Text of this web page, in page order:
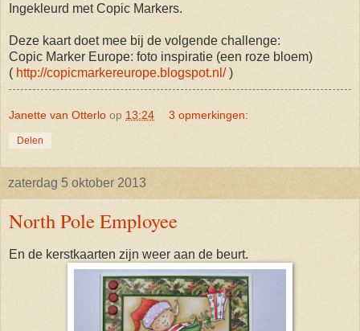
Ingekleurd met Copic Markers.
Deze kaart doet mee bij de volgende challenge:
Copic Marker Europe: foto inspiratie (een roze bloem)
( http://copicmarkereurope.blogspot.nl/)
Janette van Otterlo op 13:24 3 opmerkingen:
Delen
zaterdag 5 oktober 2013
North Pole Employee
En de kerstkaarten zijn weer aan de beurt.